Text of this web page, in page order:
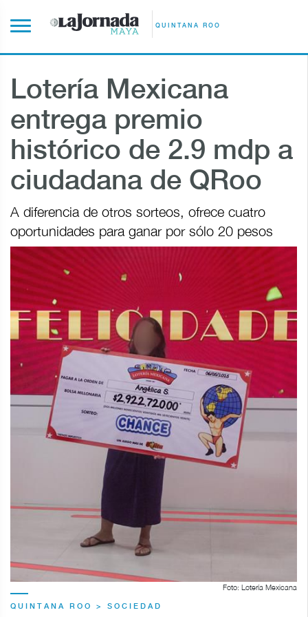
QUINTANA ROO
Lotería Mexicana
entrega premio
histórico de 2.9 mdp a
ciudadana de QRoo
A diferencia de otros sorteos, ofrece cuatro
oportunidades para ganar por sólo 20 pesos
Foto: Lotería Mexicana
QUINTANA ROO > SOCIEDAD